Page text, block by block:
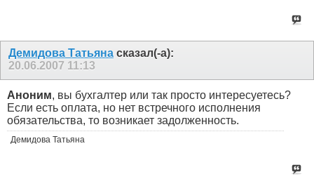
Демидова Татьяна сказал(-а):
20.06.2007 11:13
Аноним, вы бухгалтер или так просто интересуетесь?
Если есть оплата, но нет встречного исполнения
обязательства, то возникает задолженность.
Демидова Татьяна